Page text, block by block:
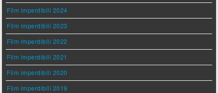
Film imperdibili 2024
Film imperdibili 2023
Film imperdibili 2022
Film imperdibili 2021
Film imperdibili 2020
Film imperdibili 2019